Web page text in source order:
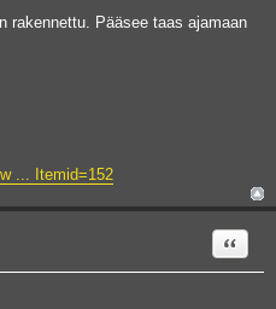
rakennettu. Pääsee taas ajamaan
... Itemid=152
Quote